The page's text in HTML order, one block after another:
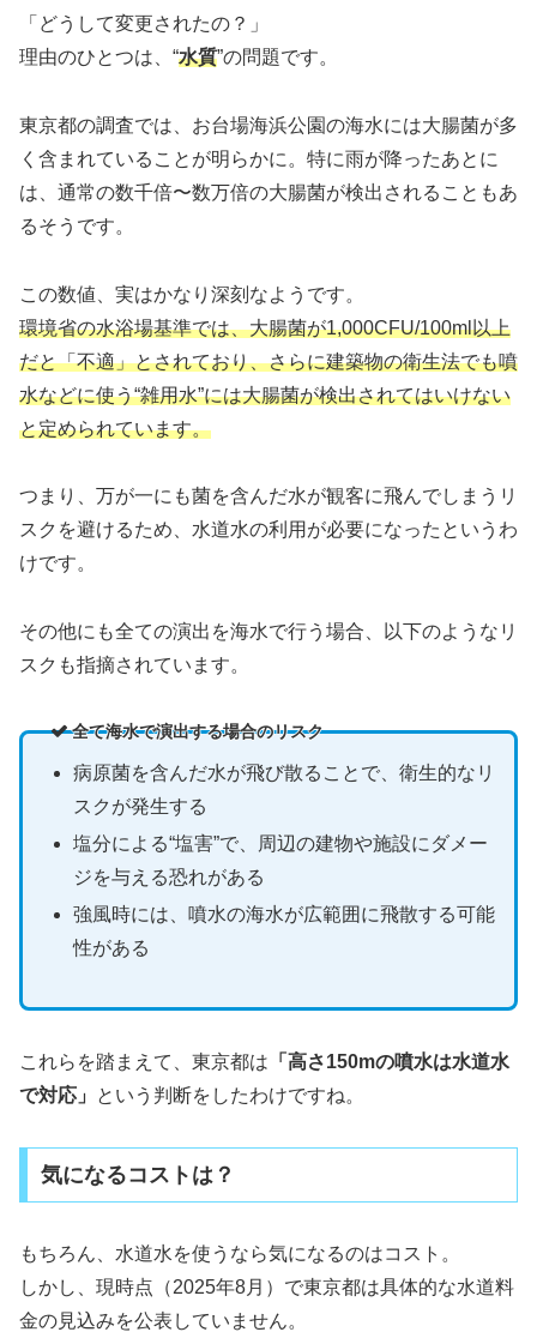
「どうして変更されたの？」
理由のひとつは、“水質”の問題です。
東京都の調査では、お台場海浜公園の海水には大腸菌が多
く含まれていることが明らかに。特に雨が降ったあとに
は、通常の数千倍〜数万倍の大腸菌が検出されることもあ
るそうです。
この数値、実はかなり深刻なようです。
環境省の水浴場基準では、大腸菌が1,000CFU/100ml以上
だと「不適」とされており、さらに建築物の衛生法でも噴
水などに使う“雑用水”には大腸菌が検出されてはいけない
と定められています。
つまり、万が一にも菌を含んだ水が観客に飛んでしまうリ
スクを避けるため、水道水の利用が必要になったというわ
けです。
その他にも全ての演出を海水で行う場合、以下のようなリ
スクも指摘されています。
全て海水で演出する場合のリスク
病原菌を含んだ水が飛び散ることで、衛生的なリ
スクが発生する
塩分による“塩害”で、周辺の建物や施設にダメー
ジを与える恐れがある
強風時には、噴水の海水が広範囲に飛散する可能
性がある
これらを踏まえて、東京都は 「高さ150mの噴水は水道水
で対応」
という判断をしたわけですね。
気になるコストは？
もちろん、水道水を使うなら気になるのはコスト。
しかし、現時点（2025年8月）で東京都は具体的な水道料
金の見込みを公表していません。